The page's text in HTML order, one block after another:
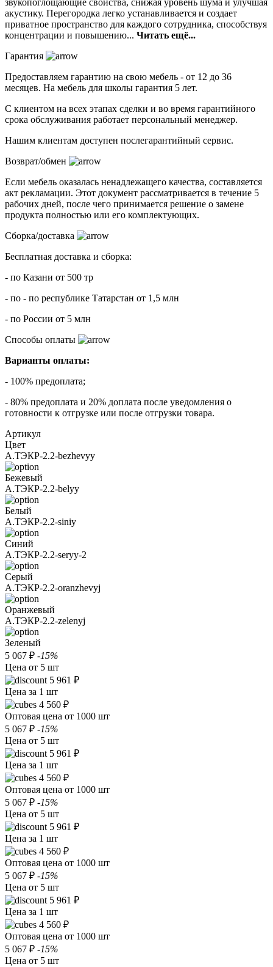
акустику. Перегородка легко устанавливается и создает
приватное пространство для каждого сотрудника, способствуя
концентрации и повышению... Читать ещё...
Гарантия
Предоставляем гарантию на свою мебель - от 12 до 36
месяцев. На мебель для школы гарантия 5 лет.
С клиентом на всех этапах сделки и во время гарантийного
срока обслуживания работает персональный менеджер.
Нашим клиентам доступен послегарантийный сервис.
Возврат/обмен
Если мебель оказалась ненадлежащего качества, составляется
акт рекламации. Этот документ рассматривается в течение 5
рабочих дней, после чего принимается решение о замене
продукта полностью или его комплектующих.
Сборка/доставка
Бесплатная доставка и сборка:
- по Казани от 500 тр
- по - по республике Татарстан от 1,5 млн
- по России от 5 млн
Способы оплаты
Варианты оплаты:
- 100% предоплата;
- 80% предоплата и 20% доплата после уведомления о
готовности к отгрузке или после отгрузки товара.
Артикул
Цвет
А.ТЭКР-2.2-bezhevyy
Бежевый
А.ТЭКР-2.2-belyy
Белый
А.ТЭКР-2.2-siniy
Синий
А.ТЭКР-2.2-seryy-2
Серый
А.ТЭКР-2.2-oranzhevyj
Оранжевый
А.ТЭКР-2.2-zelenyj
Зеленый
5 067 ₽ -15%
Цена от 5 шт
5 961 ₽
Цена за 1 шт
4 560 ₽
Оптовая цена от 1000 шт
5 067 ₽ -15%
Цена от 5 шт
5 961 ₽
Цена за 1 шт
4 560 ₽
Оптовая цена от 1000 шт
5 067 ₽ -15%
Цена от 5 шт
5 961 ₽
Цена за 1 шт
4 560 ₽
Оптовая цена от 1000 шт
5 067 ₽ -15%
Цена от 5 шт
5 961 ₽
Цена за 1 шт
4 560 ₽
Оптовая цена от 1000 шт
5 067 ₽ -15%
Цена от 5 шт